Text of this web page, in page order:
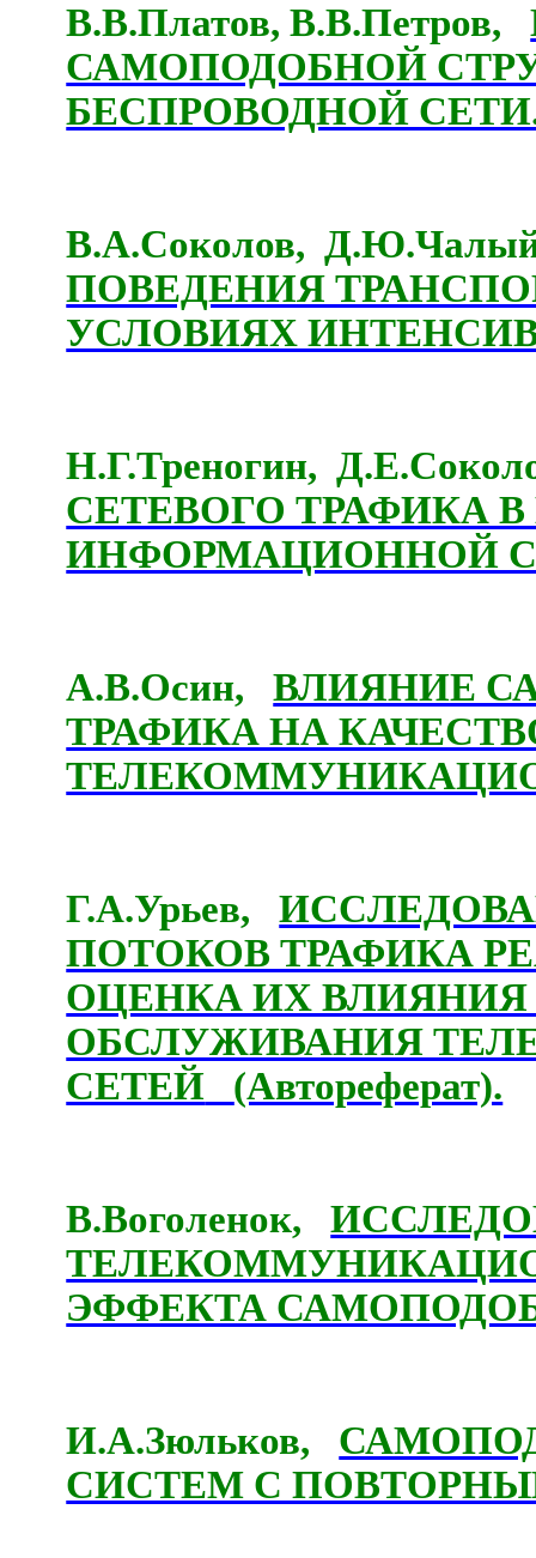
В.В.Платов, В.В.Петров,
САМОПОДОБНОЙ
БЕСПРОВОДНОЙ
В.А.Соколов,
ПОВЕДЕНИЯ
УСЛОВИЯХ
Н.Г.Треногин,
СЕТЕВОГО ТРАФИКА
ИНФОРМАЦИОННОЙ
А.В.Осин,ВЛИЯНИЕ
ТРАФИКА НА
Г.А.Урьев,
ПОТОКОВ ТРАФИКА
ОЦЕНКА ИХ ВЛИЯНИЯ
ОБСЛУЖИВАНИЯ
СЕТЕЙ
(Автореферат).
В.Воголенок,
ЭФФЕКТА
И.А.Зюльков,
СИСТЕМ С